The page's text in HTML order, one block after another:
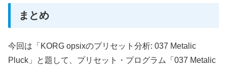
まとめ
今回は「KORG opsixのプリセット分析: 037 Metalic
Pluck」と題して、プリセット・プログラム「037 Metalic